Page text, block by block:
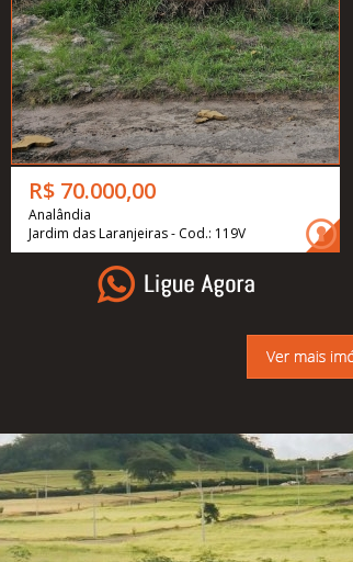
R$ 70.000,00
Analândia
Jardim das Laranjeiras - Cod.: 119V